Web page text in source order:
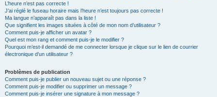
L’heure n’est pas correcte !
J’ai réglé le fuseau horaire mais l’heure n’est toujours pas correcte !
Ma langue n’apparaît pas dans la liste !
Que signifient les images situées à côté de mon nom d’utilisateur ?
Comment puis-je afficher un avatar ?
Quel est mon rang et comment puis-je le modifier ?
Pourquoi m’est-il demandé de me connecter lorsque je clique sur le lien de courrier
électronique d’un utilisateur ?
Problèmes de publication
Comment puis-je publier un nouveau sujet ou une réponse ?
Comment puis-je modifier ou supprimer un message ?
Comment puis-je insérer une signature à mon message ?